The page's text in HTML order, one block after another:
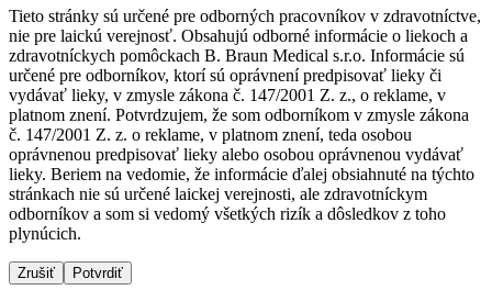
Uzatváranie rán
Riešenia
Terapie
Dialyzačné strediská
B. Braun Avitum poskytuje kvalitnú dialyzačnú starostlivosť
vo všetkých svojich strediskách na Slovensku. Viac
informácií nájdete na stránke jednotlivých stredísk.
Nájdite si prácu u nás​
Objavte svoje kariérne príležitosti ​v B. Braun. Vyhľadajte náš
trh práce​ pre zaujímavé pozície na Slovensku.​
Médiá
Kontakt
Tieto stránky sú určené pre odborných pracovníkov v zdravotníctve,
nie pre laickú verejnosť. Obsahujú odborné informácie o liekoch a
zdravotníckych pomôckach B. Braun Medical s.r.o. Informácie sú
určené pre odborníkov, ktorí sú oprávnení predpisovať lieky či
vydávať lieky, v zmysle zákona č. 147/2001 Z. z., o reklame, v
platnom znení. Potvrdzujem, že som odborníkom v zmysle zákona
č. 147/2001 Z. z. o reklame, v platnom znení, teda osobou
oprávnenou predpisovať lieky alebo osobou oprávnenou vydávať
lieky. Beriem na vedomie, že informácie ďalej obsiahnuté na týchto
stránkach nie sú určené laickej verejnosti, ale zdravotníckym
odborníkov a som si vedomý všetkých rizík a dôsledkov z toho
plynúcich.
Zrušiť Potvrdiť